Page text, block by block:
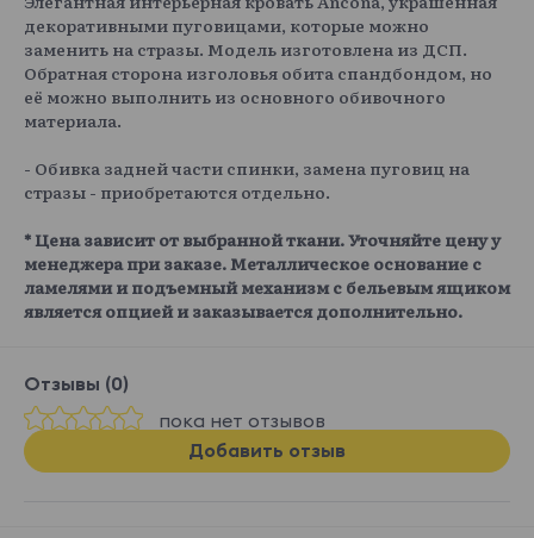
декоративными пуговицами, которые можно
заменить на стразы. Модель изготовлена из ДСП.
Обратная сторона изголовья обита спандбондом, но
её можно выполнить из основного обивочного
материала.
- Обивка задней части спинки, замена пуговиц на
стразы - приобретаются отдельно.
* Цена зависит от выбранной ткани. Уточняйте цену у
менеджера при заказе. Металлическое основание с
ламелями и подъемный механизм с бельевым ящиком
является опцией и заказывается дополнительно.
Отзывы (0)
пока нет отзывов
Добавить отзыв